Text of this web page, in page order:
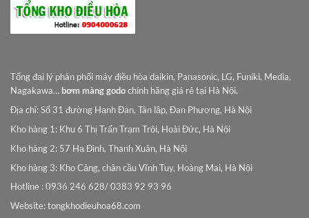
Tổng đại lý phân phối máy điều hòa daikin, Panasonic, LG, Funiki, Media,
Nagakawa… bơm màng godochính hãng giá rẻ tại Hà Nội.
Địa chỉ: Số 31 đường Hạnh Đàn, Tân lập, Đan Phượng, Hà Nội
Kho hàng 1: Khu 6 Thị Trấn Trạm Trôi, Hoài Đức, Hà Nội
Kho hàng 2: 57 Hạ Đình, Thanh Xuân, Hà Nội
Kho hàng 3: Kho Cảng, chân cầu Vĩnh Tuy, Hoàng Mai, Hà Nội
Hotline : 0936 246 628/ 0383 92 93 96
Website: tongkhodieuhoa68.com